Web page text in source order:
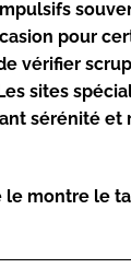
pour
vérifier
sites
sérénité et
montre le